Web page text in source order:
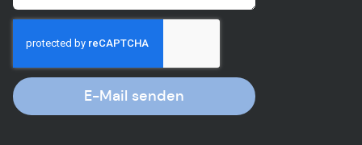
E-Mail senden